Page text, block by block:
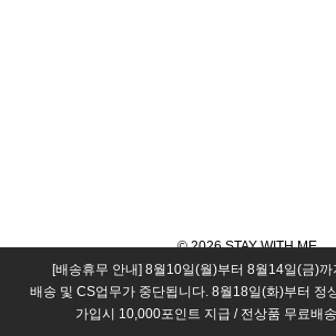
[배송휴무 안내] 8월10일(월)부터 8월14일(금)까
배송 및 CS업무가 중단됩니다. 8월18일(화)부터 정
가입시 10,000포인트 지급 / 전상품 무료배
© 2026 STAY WITH ME.